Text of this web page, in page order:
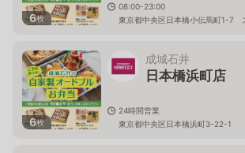
6枚
08:00-23:00
東京都中央区日本橋小伝馬町1-7
6枚
成城石井
日本橋浜町店
24時間営業
東京都中央区日本橋浜町3-22-1